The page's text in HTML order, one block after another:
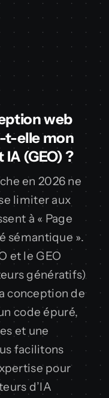
web
t-elle mon
(GEO) ?
en 2026 ne
limiter aux
à « Page
sémantique ».
et le GEO
génératifs)
conception de
code épuré,
et une
facilitons
pour
d’IA